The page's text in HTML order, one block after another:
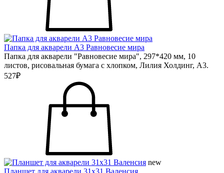
Папка для акварели А3 Равновесие мира
Папка для акварели "Равновесие мира", 297*420 мм, 10
листов, рисовальная бумага с хлопком, Лилия Холдинг, А3.
527₽
new
Планшет для акварели 31х31 Валенсия